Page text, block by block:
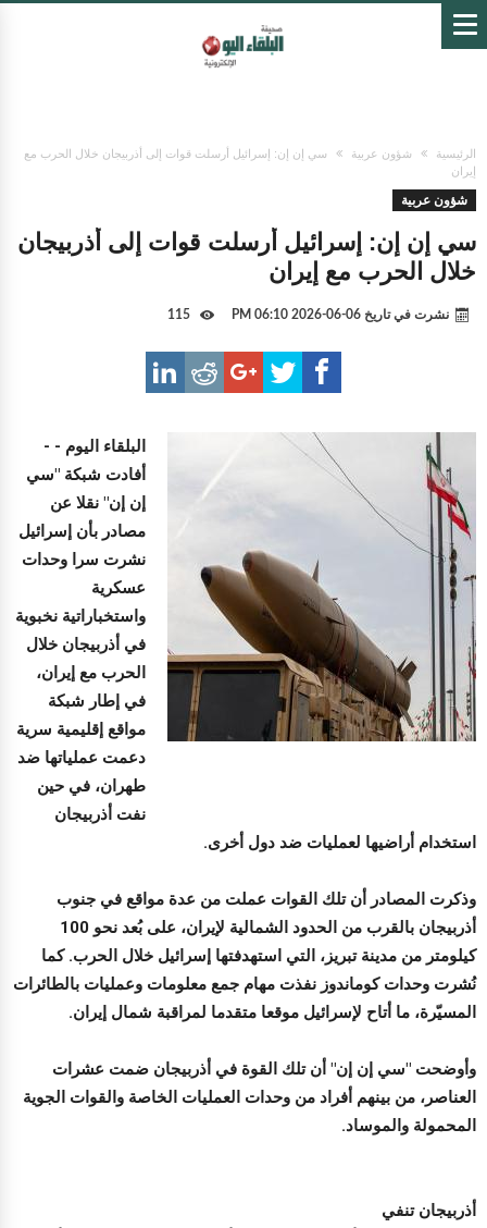
الرئيسية شؤون عربية
سي إن إن: إسرائيل أرسلت قوات إلى أذربيجان خلال الحرب مع
إيران
شؤون عربية
سي إن إن: إسرائيل أرسلت قوات إلى أذربيجان
خلال الحرب مع إيران
نشرت في تاريخ 06-06-2026 06:10 PM
البلقاء اليوم - -
أفادت شبكة "سي
إن إن" نقلا عن
مصادر بأن إسرائيل
نشرت سرا وحدات
عسكرية
واستخباراتية نخبوية
في أذربيجان خلال
الحرب مع إيران،
في إطار شبكة
مواقع إقليمية سرية
دعمت عملياتها ضد
طهران، في حين
نفت أذربيجان
استخدام أراضيها لعمليات ضد دول أخرى.
وذكرت المصادر أن تلك القوات عملت من عدة مواقع في جنوب
أذربيجان بالقرب من الحدود الشمالية لإيران، على بُعد نحو 100
كيلومتر من مدينة تبريز، التي استهدفتها إسرائيل خلال الحرب. كما
نُشرت وحدات كوماندوز نفذت مهام جمع معلومات وعمليات بالطائرات
المسيّرة، ما أتاح لإسرائيل موقعا متقدما لمراقبة شمال إيران.
وأوضحت "سي إن إن" أن تلك القوة في أذربيجان ضمت عشرات
العناصر، من بينهم أفراد من وحدات العمليات الخاصة والقوات الجوية
المحمولة والموساد.
أذربيجان تنفي